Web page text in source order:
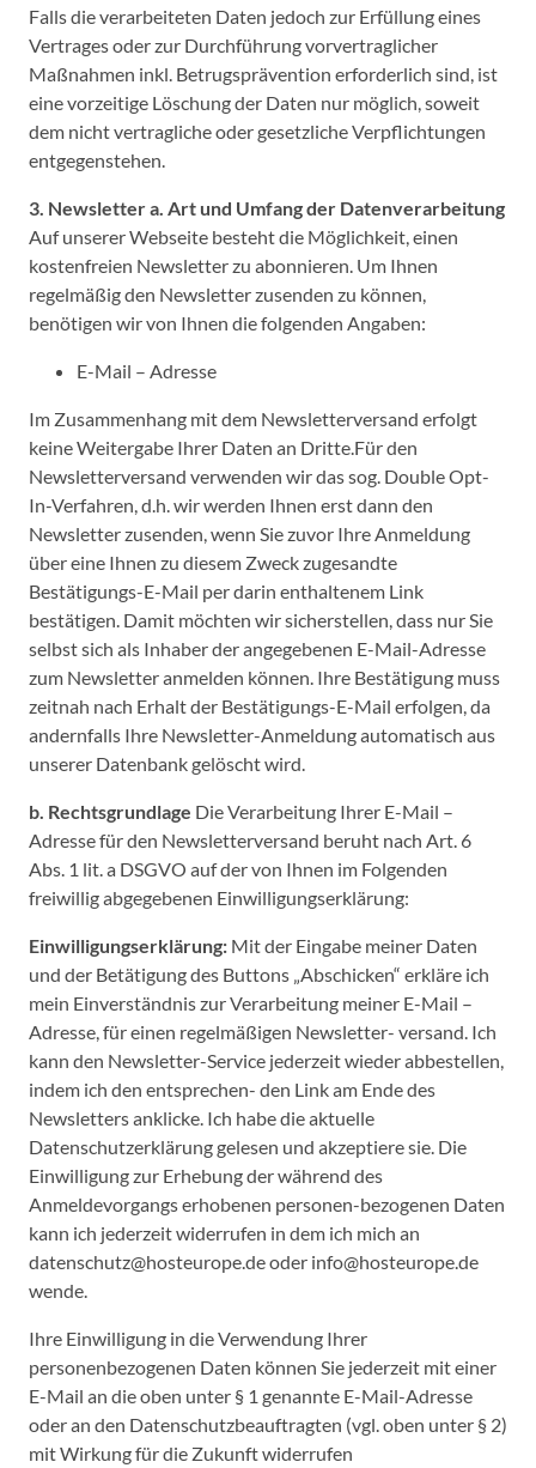
Falls die verarbeiteten Daten jedoch zur Erfüllung eines
Vertrages oder zur Durchführung vorvertraglicher
Maßnahmen inkl. Betrugsprävention erforderlich sind, ist
eine vorzeitige Löschung der Daten nur möglich, soweit
dem nicht vertragliche oder gesetzliche Verpflichtungen
entgegenstehen.
3. Newslettera. Art und Umfang der Datenverarbeitung
Auf unserer Webseite besteht die Möglichkeit, einen
kostenfreien Newsletter zu abonnieren. Um Ihnen
regelmäßig den Newsletter zusenden zu können,
benötigen wir von Ihnen die folgenden Angaben:
E-Mail – Adresse
Im Zusammenhang mit dem Newsletterversand erfolgt
keine Weitergabe Ihrer Daten an Dritte.Für den
Newsletterversand verwenden wir das sog. Double Opt-
In-Verfahren, d.h. wir werden Ihnen erst dann den
Newsletter zusenden, wenn Sie zuvor Ihre Anmeldung
über eine Ihnen zu diesem Zweck zugesandte
Bestätigungs-E-Mail per darin enthaltenem Link
bestätigen. Damit möchten wir sicherstellen, dass nur Sie
selbst sich als Inhaber der angegebenen E-Mail-Adresse
zum Newsletter anmelden können. Ihre Bestätigung muss
zeitnah nach Erhalt der Bestätigungs-E-Mail erfolgen, da
andernfalls Ihre Newsletter-Anmeldung automatisch aus
unserer Datenbank gelöscht wird.
b. Rechtsgrundlage Die Verarbeitung Ihrer E-Mail –
Adresse für den Newsletterversand beruht nach Art. 6
Abs. 1 lit. a DSGVO auf der von Ihnen im Folgenden
freiwillig abgegebenen Einwilligungserklärung:
Einwilligungserklärung: Mit der Eingabe meiner Daten
und der Betätigung des Buttons „Abschicken“ erkläre ich
mein Einverständnis zur Verarbeitung meiner E-Mail –
Adresse, für einen regelmäßigen Newsletter- versand. Ich
kann den Newsletter-Service jederzeit wieder abbestellen,
indem ich den entsprechen- den Link am Ende des
Newsletters anklicke. Ich habe die aktuelle
Datenschutzerklärung gelesen und akzeptiere sie. Die
Einwilligung zur Erhebung der während des
Anmeldevorgangs erhobenen personen-bezogenen Daten
kann ich jederzeit widerrufen in dem ich mich an
datenschutz@hosteurope.de oder info@hosteurope.de
wende.
Ihre Einwilligung in die Verwendung Ihrer
personenbezogenen Daten können Sie jederzeit mit einer
E-Mail an die oben unter § 1 genannte E-Mail-Adresse
oder an den Datenschutzbeauftragten (vgl. oben unter § 2)
mit Wirkung für die Zukunft widerrufen